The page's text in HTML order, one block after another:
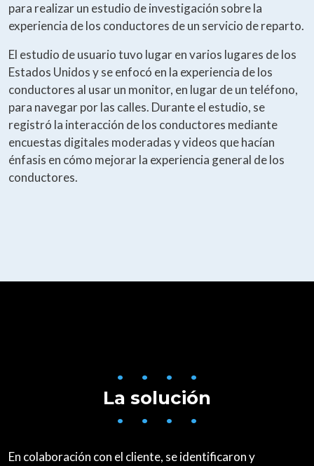
para realizar un estudio de investigación sobre la
experiencia de los conductores de un servicio de reparto.
El estudio de usuario tuvo lugar en varios lugares de los
Estados Unidos y se enfocó en la experiencia de los
conductores al usar un monitor, en lugar de un teléfono,
para navegar por las calles. Durante el estudio, se
registró la interacción de los conductores mediante
encuestas digitales moderadas y videos que hacían
énfasis en cómo mejorar la experiencia general de los
conductores.
• • • •
La solución
• • • •
En colaboración con el cliente, se identificaron y